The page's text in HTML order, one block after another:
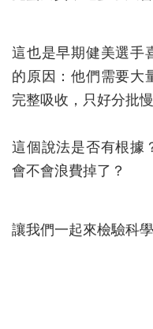
這也是早期健美選手
的原因：他們需要大
完整吸收，只好分批慢
這個說法是否有根據
會不會浪費掉了？
讓我們一起來檢驗科